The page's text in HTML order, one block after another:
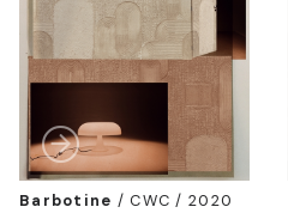
Barbotine /CWC / 2020